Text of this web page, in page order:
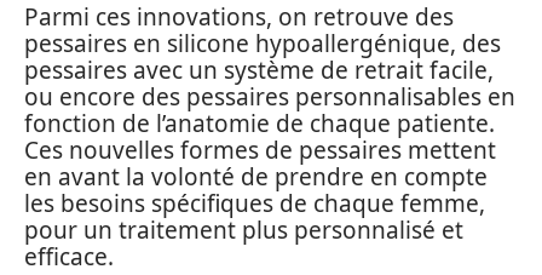
Parmi ces innovations, on retrouve des
pessaires en silicone hypoallergénique, des
pessaires avec un système de retrait facile,
ou encore des pessaires personnalisables en
fonction de l’anatomie de chaque patiente.
Ces nouvelles formes de pessaires mettent
en avant la volonté de prendre en compte
les besoins spécifiques de chaque femme,
pour un traitement plus personnalisé et
efficace.